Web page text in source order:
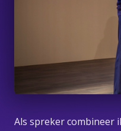
Als spreker combineer